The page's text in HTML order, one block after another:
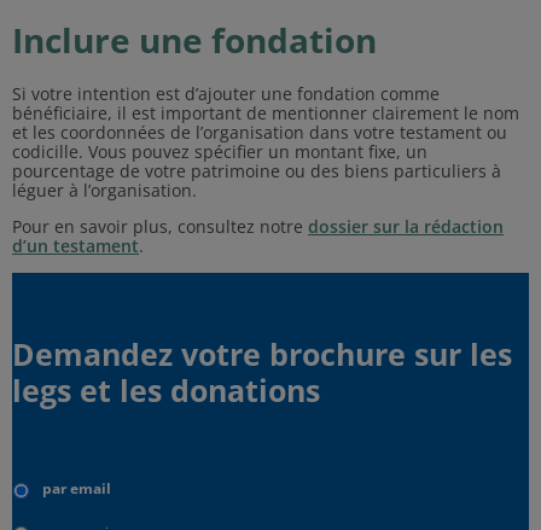
Inclure une fondation
Si votre intention est d’ajouter une fondation comme
bénéficiaire, il est important de mentionner clairement le nom
et les coordonnées de l’organisation dans votre testament ou
codicille. Vous pouvez spécifier un montant fixe, un
pourcentage de votre patrimoine ou des biens particuliers à
léguer à l’organisation.
Pour en savoir plus, consultez notre dossier sur la rédaction
d’un testament.
Demandez votre brochure sur les
legs et les donations
d'envoipar email